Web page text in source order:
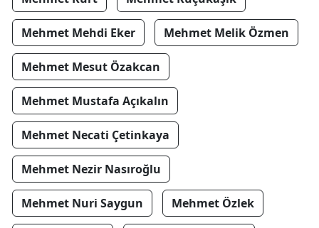
Mehmet Mehdi Eker Mehmet Melik Özmen
Mehmet Mesut Özakcan
Mehmet Mustafa Açıkalın
Mehmet Necati Çetinkaya
Mehmet Nezir Nasıroğlu
Mehmet Nuri Saygun Mehmet Özlek